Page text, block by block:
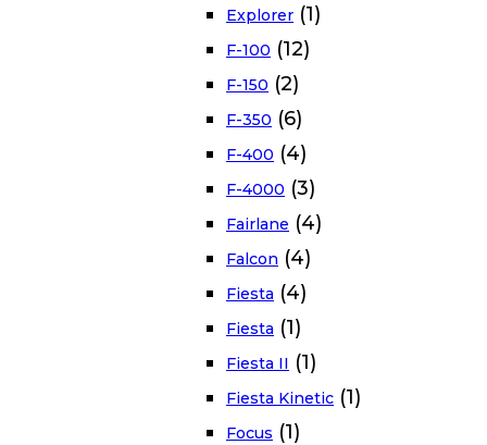
Explorer (1)
F-100 (12)
F-150 (2)
F-350 (6)
F-400 (4)
F-4000 (3)
Fairlane (4)
Falcon (4)
Fiesta (4)
Fiesta (1)
Fiesta II (1)
Fiesta Kinetic (1)
Focus (1)